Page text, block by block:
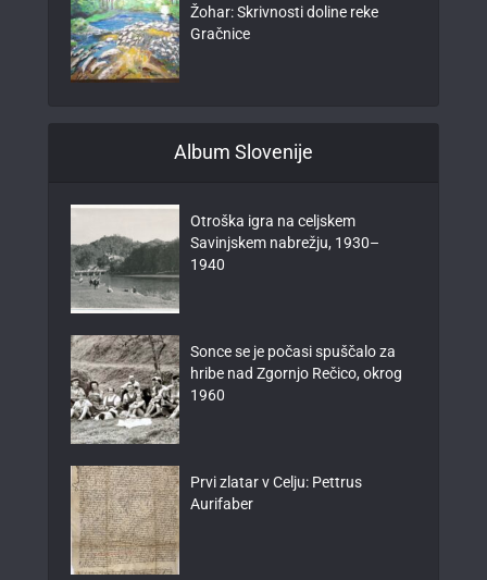
Žohar: Skrivnosti doline reke
Gračnice
Album Slovenije
Otroška igra na celjskem
Savinjskem nabrežju, 1930–
1940
Sonce se je počasi spuščalo za
hribe nad Zgornjo Rečico, okrog
1960
Prvi zlatar v Celju: Pettrus
Aurifaber